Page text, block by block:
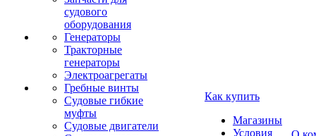
судового
оборудования
Генераторы
Тракторные
генераторы
Электроагрегаты
Гребные винты
Судовые гибкие
муфты
Судовые двигатели
Как купить
Магазины
Условия